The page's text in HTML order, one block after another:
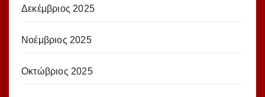
Δεκέμβριος 2025
Νοέμβριος 2025
Οκτώβριος 2025